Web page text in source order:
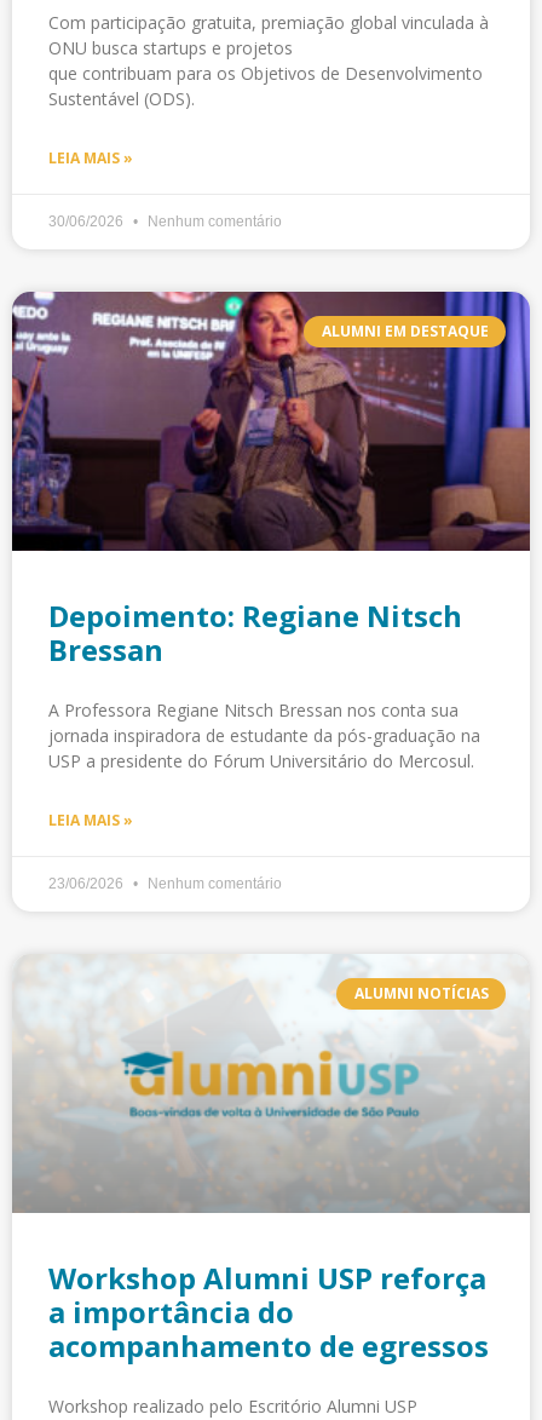
Com participação gratuita, premiação global vinculada à
ONU busca startups e projetos
que contribuam para os Objetivos de Desenvolvimento
Sustentável (ODS).
LEIA MAIS »
30/06/2026 Nenhum comentário
ALUMNI EM DESTAQUE
Depoimento: Regiane Nitsch
Bressan
A Professora Regiane Nitsch Bressan nos conta sua
jornada inspiradora de estudante da pós-graduação na
USP a presidente do Fórum Universitário do Mercosul.
LEIA MAIS »
23/06/2026 Nenhum comentário
ALUMNI NOTÍCIAS
Workshop Alumni USP reforça
a importância do
acompanhamento de egressos
Workshop realizado pelo Escritório Alumni USP